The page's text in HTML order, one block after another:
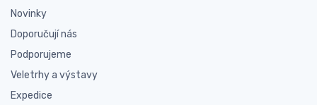
Novinky
Doporučují nás
Podporujeme
Veletrhy a výstavy
Expedice